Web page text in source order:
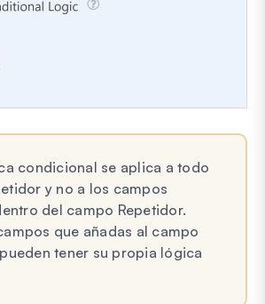
condicional se aplica a todo
y no a los campos
del campo Repetidor.
que añadas al campo
tener su propia lógica